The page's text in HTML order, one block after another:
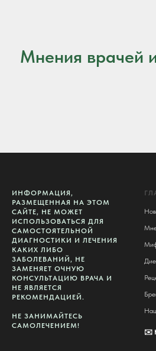
Мнения врачей
ИНФОРМАЦИЯ,
РАЗМЕЩЕННАЯ НА ЭТОМ
САЙТЕ, НЕ МОЖЕТ
ИСПОЛЬЗОВАТЬСЯ ДЛЯ
САМОСТОЯТЕЛЬНОЙ
ДИАГНОСТИКИ И ЛЕЧЕНИЯ
КАКИХ ЛИБО
ЗАБОЛЕВАНИЙ, НЕ
ЗАМЕНЯЕТ ОЧНУЮ
КОНСУЛЬТАЦИЮ ВРАЧА И
НЕ ЯВЛЯЕТСЯ
РЕКОМЕНДАЦИЕЙ.
НЕ ЗАНИМАЙТЕСЬ
САМОЛЕЧЕНИЕМ!
✉️